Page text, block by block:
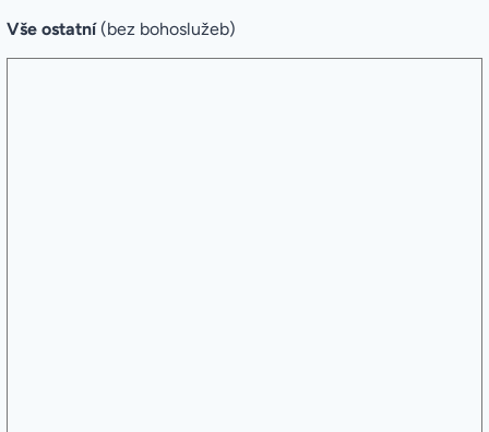
Vše ostatní (bez bohoslužeb)